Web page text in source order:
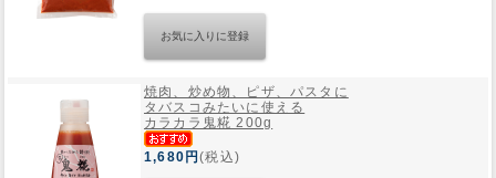
焼肉、炒め物、ピザ、パスタに
タバスコみたいに使える
カラカラ鬼糀 200g
1,680円(税込)